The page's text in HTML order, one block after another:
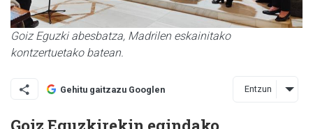
Goiz Eguzki abesbatza, Madrilen eskainitako
kontzertuetako batean.
Gehitu gaitzazu Googlen Entzun
Goiz Eguzkirekin egindako